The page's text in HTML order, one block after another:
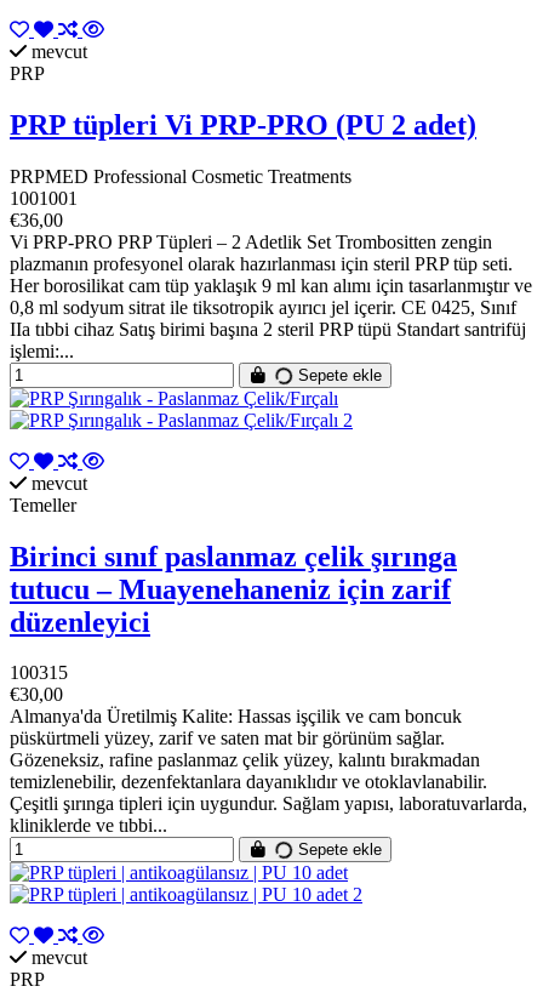
mevcut
PRP
PRP tüpleri Vi PRP-PRO (PU 2 adet)
PRPMED Professional Cosmetic Treatments
1001001
€36,00
Vi PRP-PRO PRP Tüpleri – 2 Adetlik Set Trombositten zengin
plazmanın profesyonel olarak hazırlanması için steril PRP tüp seti.
Her borosilikat cam tüp yaklaşık 9 ml kan alımı için tasarlanmıştır ve
0,8 ml sodyum sitrat ile tiksotropik ayırıcı jel içerir. CE 0425, Sınıf
IIa tıbbi cihaz Satış birimi başına 2 steril PRP tüpü Standart santrifüj
işlemi:...
Sepete ekle
mevcut
Temeller
Birinci sınıf paslanmaz çelik şırınga
tutucu – Muayenehaneniz için zarif
düzenleyici
100315
€30,00
Almanya'da Üretilmiş Kalite: Hassas işçilik ve cam boncuk
püskürtmeli yüzey, zarif ve saten mat bir görünüm sağlar.
Gözeneksiz, rafine paslanmaz çelik yüzey, kalıntı bırakmadan
temizlenebilir, dezenfektanlara dayanıklıdır ve otoklavlanabilir.
Çeşitli şırınga tipleri için uygundur. Sağlam yapısı, laboratuvarlarda,
kliniklerde ve tıbbi...
Sepete ekle
mevcut
PRP